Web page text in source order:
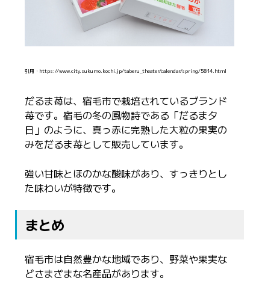
引用：https://www.city.sukumo.kochi.jp/taberu_theater/calendar/spring/5814.html
だるま苺は、宿毛市で栽培されているブランド
苺です。宿毛の冬の風物詩である「だるま夕
日」のように、真っ赤に完熟した大粒の果実の
みをだるま苺として販売しています。
強い甘味とほのかな酸味があり、すっきりとし
た味わいが特徴です。
まとめ
宿毛市は自然豊かな地域であり、野菜や果実な
どさまざまな名産品があります。